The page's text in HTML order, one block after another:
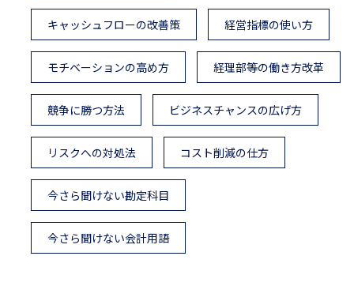
キャッシュフローの改善策 経営指標の使い方
モチベーションの高め方 経理部等の働き方改革
競争に勝つ方法 ビジネスチャンスの広げ方
リスクへの対処法 コスト削減の仕方
今さら聞けない勘定科目
今さら聞けない会計用語